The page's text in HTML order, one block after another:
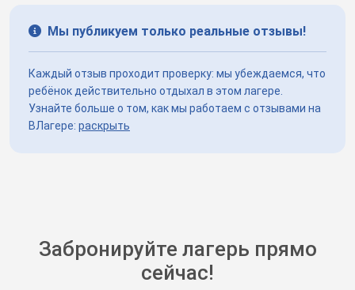
Мы публикуем только реальные отзывы!
Каждый отзыв проходит проверку: мы убеждаемся, что
ребёнок действительно отдыхал в этом лагере.
Узнайте больше о том, как мы работаем с отзывами на
ВЛагере: раскрыть
Забронируйте лагерь прямо
сейчас!